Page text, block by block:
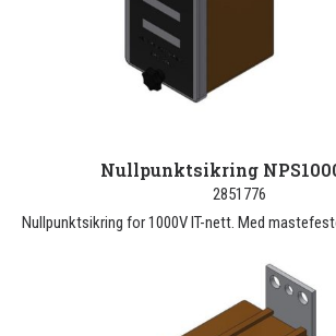
Nullpunktsikring
2851776
Nullpunktsikring for 1000V IT-nett. Med